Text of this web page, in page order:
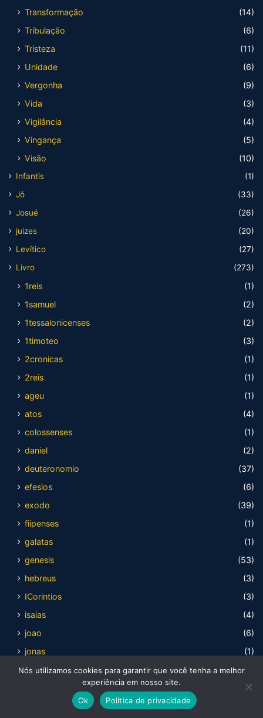
Transformação
(14)
Tribulação
(6)
Tristeza
(11)
Unidade
(6)
Vergonha
(9)
Vida
(3)
Vigilância
(4)
Vingança
(5)
Visão
(10)
Infantis
(1)
Jó
(33)
Josué
(26)
juizes
(20)
Levítico
(27)
Livro
(273)
1reis
(1)
1samuel
(2)
1tessalonicenses
(2)
1timoteo
(3)
2cronicas
(1)
2reis
(1)
ageu
(1)
atos
(4)
colossenses
(1)
daniel
(2)
deuteronomio
(37)
efesios
(6)
exodo
(39)
fiipenses
(1)
galatas
(1)
genesis
(53)
hebreus
(3)
ICorintios
(3)
isaias
(4)
joao
(6)
jonas
(1)
juízes
(21)
(25)
Nós utilizamos cookies para garantir que você tenha a melhor
experiência em nosso site.
Ok
Política de privacidade